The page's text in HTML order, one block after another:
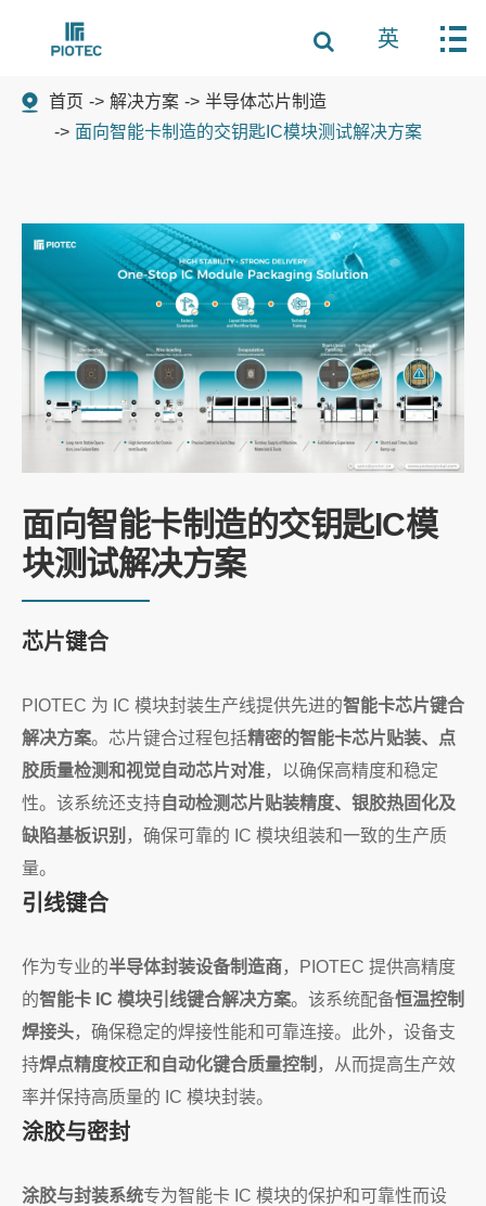
英
首页 解决方案
半导体芯片制造
面向智能卡制造的交钥匙IC模块测试解决方案
面向智能卡制造的交钥匙IC模
块测试解决方案
芯片键合
PIOTEC 为 IC 模块封装生产线提供先进的智能卡芯片键合
解决方案。芯片键合过程包括精密的智能卡芯片贴装、点
胶质量检测和视觉自动芯片对准，以确保高精度和稳定
性。该系统还支持自动检测芯片贴装精度、银胶热固化及
缺陷基板识别 ，确保可靠的 IC 模块组装和一致的生产质
量。
引线键合
作为专业的半导体封装设备制造商，PIOTEC 提供高精度
的智能卡 IC 模块引线键合解决方案。该系统配备恒温控制
焊接头，确保稳定的焊接性能和可靠连接。此外，设备支
持焊点精度校正和自动化键合质量控制 ，从而提高生产效
率并保持高质量的 IC 模块封装。
涂胶与密封
涂胶与封装系统专为智能卡 IC 模块的保护和可靠性而设